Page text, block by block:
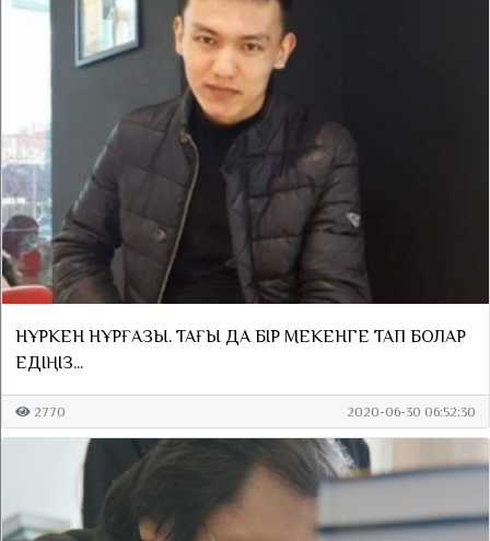
НҰРКЕН НҰРҒАЗЫ. ТАҒЫ ДА БІР МЕКЕНГЕ ТАП БОЛАР
ЕДІҢІЗ...
2770 2020-06-30 06:52:30